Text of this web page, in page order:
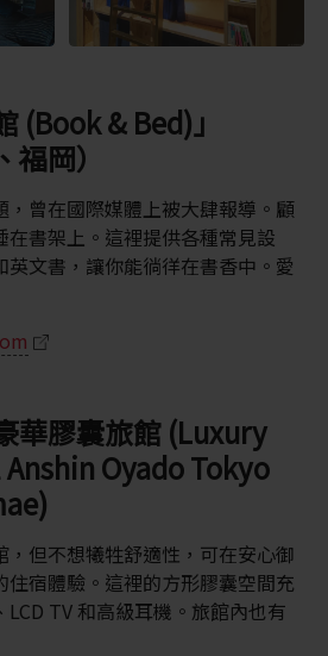
(Book & Bed)」
福岡）
，曾在國際媒體上被大肆報導。顧
在書架上。這裡提供各種常見設
英文書，讓你能徜徉在書香中。愛
華膠囊旅館 (Luxury
Oyado Tokyo
但不想犧牲舒適性，可在安心御
宿體驗。這裡的方形膠囊空間充
TV 和高級耳機。旅館內也有